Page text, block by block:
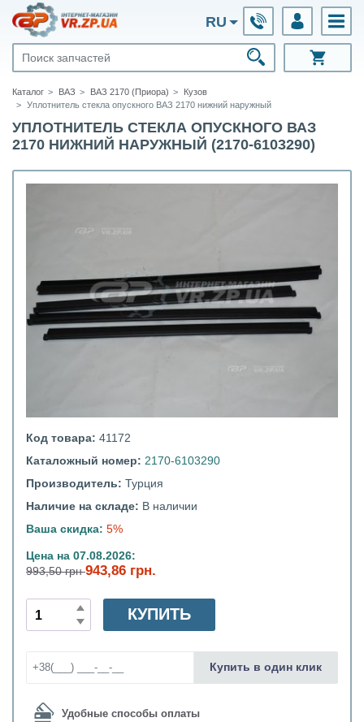
RU
Каталог ВАЗ ВАЗ 2170 (Приора)
Кузов
Уплотнитель стекла опускного ВАЗ 2170 нижний наружный
УПЛОТНИТЕЛЬ СТЕКЛА ОПУСКНОГО ВАЗ
2170 НИЖНИЙ НАРУЖНЫЙ (2170-6103290)
Код товара: 41172
Каталожный номер: 2170-6103290
Производитель: Турция
Наличие на складе: В наличии
Ваша скидка: 5%
Цена на 07.08.2026:
993,50 грн943,86 грн.
Удобные способы оплаты
КУПИТЬ
Купить в один клик